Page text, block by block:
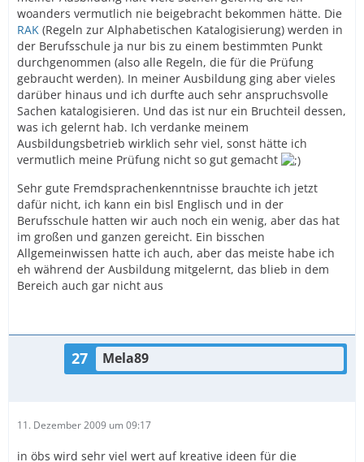
woanders vermutlich nie beigebracht bekommen hätte. Die
RAK (Regeln zur Alphabetischen Katalogisierung) werden in
der Berufsschule ja nur bis zu einem bestimmten Punkt
durchgenommen (also alle Regeln, die für die Prüfung
gebraucht werden). In meiner Ausbildung ging aber vieles
darüber hinaus und ich durfte auch sehr anspruchsvolle
Sachen katalogisieren. Und das ist nur ein Bruchteil dessen,
was ich gelernt hab. Ich verdanke meinem
Ausbildungsbetrieb wirklich sehr viel, sonst hätte ich
vermutlich meine Prüfung nicht so gut gemacht
Sehr gute Fremdsprachenkenntnisse brauchte ich jetzt
dafür nicht, ich kann ein bisl Englisch und in der
Berufsschule hatten wir auch noch ein wenig, aber das hat
im großen und ganzen gereicht. Ein bisschen
Allgemeinwissen hatte ich auch, aber das meiste habe ich
eh während der Ausbildung mitgelernt, das blieb in dem
Bereich auch gar nicht aus
27 Mela89
11. Dezember 2009 um 09:17
in öbs wird sehr viel wert auf kreative ideen für die